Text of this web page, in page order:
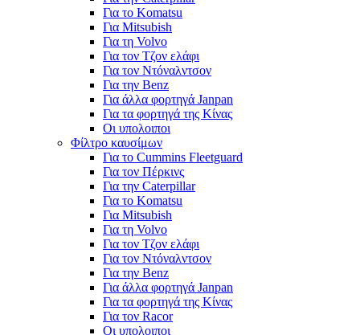
Για το Komatsu
Για Mitsubish
Για τη Volvo
Για τον Τζον ελάφι
Για τον Ντόναλντσον
Για την Benz
Για άλλα φορτηγά Janpan
Για τα φορτηγά της Κίνας
Οι υπολοιποι
Φίλτρο καυσίμων
Για το Cummins Fleetguard
Για τον Πέρκινς
Για την Caterpillar
Για το Komatsu
Για Mitsubish
Για τη Volvo
Για τον Τζον ελάφι
Για τον Ντόναλντσον
Για την Benz
Για άλλα φορτηγά Janpan
Για τα φορτηγά της Κίνας
Για τον Racor
Οι υπολοιποι